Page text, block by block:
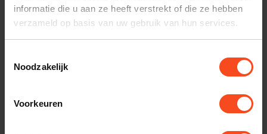
informatie die u aan ze heeft verstrekt of die ze hebben
verzameld op basis van uw gebruik van hun services.
Noodzakelijk
Voorkeuren
Maak een luisterafspraak
Productomschrijving
Reviews